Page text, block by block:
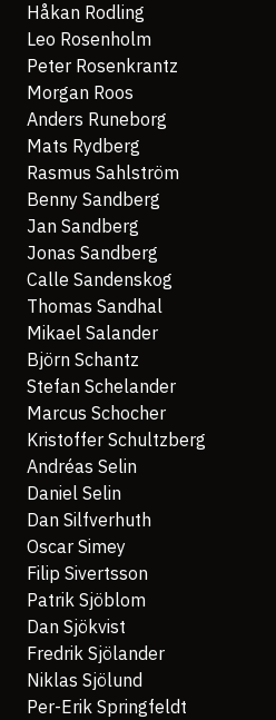
Håkan Rodling
Leo Rosenholm
Peter Rosenkrantz
Morgan Roos
Anders Runeborg
Mats Rydberg
Rasmus Sahlström
Benny Sandberg
Jan Sandberg
Jonas Sandberg
Calle Sandenskog
Thomas Sandhal
Mikael Salander
Björn Schantz
Stefan Schelander
Marcus Schocher
Kristoffer Schultzberg
Andréas Selin
Daniel Selin
Dan Silfverhuth
Oscar Simey
Filip Sivertsson
Patrik Sjöblom
Dan Sjökvist
Fredrik Sjölander
Niklas Sjölund
Per-Erik Springfeldt